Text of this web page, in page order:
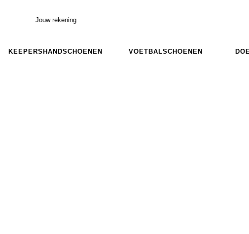
Jouw rekening
KEEPERSHANDSCHOENEN VOETBALSCHOENEN